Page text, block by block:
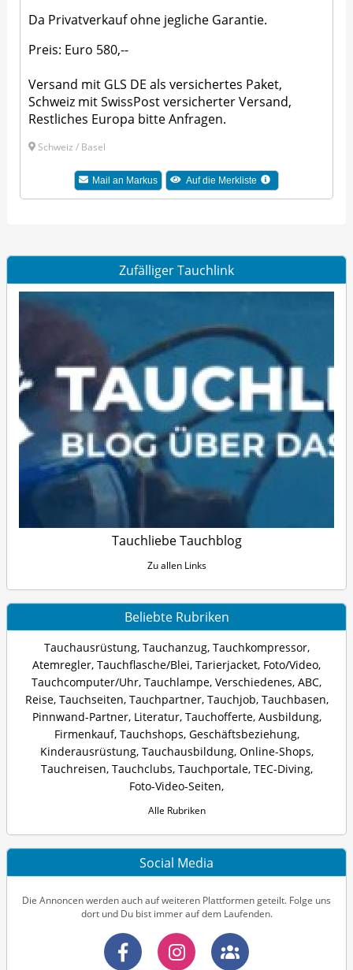
Da Privatverkauf ohne jegliche Garantie.
Preis: Euro 580,--
Versand mit GLS DE als versichertes Paket,
Schweiz mit SwissPost versicherter Versand,
Restliches Europa bitte Anfragen.
Schweiz / Basel
Mail an Markus Auf die Merkliste
Zufälliger Tauchlink
Tauchliebe Tauchblog
Zu allen Links
Beliebte Rubriken
Tauchausrüstung, Tauchanzug, Tauchkompressor,
Atemregler, Tauchflasche/Blei, Tarierjacket, Foto/Video,
Tauchcomputer/Uhr, Tauchlampe, Verschiedenes, ABC,
Reise, Tauchseiten, Tauchpartner, Tauchjob, Tauchbasen,
Pinnwand-Partner, Literatur, Tauchofferte, Ausbildung,
Firmenkauf, Tauchshops, Geschäftsbeziehung,
Kinderausrüstung, Tauchausbildung, Online-Shops,
Tauchreisen, Tauchclubs, Tauchportale, TEC-Diving,
Foto-Video-Seiten,
Alle Rubriken
Social Media
Die Annoncen werden auch auf weiteren Plattformen geteilt. Folge uns
dort und Du bist immer auf dem Laufenden.